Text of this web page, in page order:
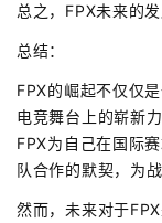
总之，FPX未来的
总结：
FPX的崛起不仅仅
电竞舞台上的崭新
FPX为自己在国际
队合作的默契，为
然而，未来对于